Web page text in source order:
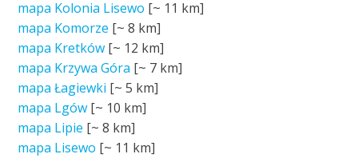
mapa Kolonia Lisewo [~ 11 km]
mapa Komorze [~8 km]
mapa Kretków [~ 12 km]
mapa Krzywa Góra [~ 7 km]
mapa Łagiewki [~5 km]
mapa Lgów [~ 10 km]
mapa Lipie [~8 km]
mapa Lisewo [~ 11 km]